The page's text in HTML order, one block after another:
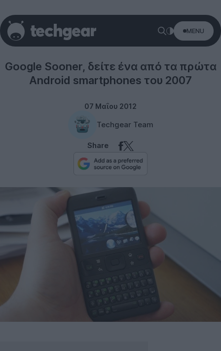
MENU
Google Sooner, δείτε ένα από τα πρώτα
Android smartphones του 2007
07 Μαΐου 2012
Techgear Team
Share